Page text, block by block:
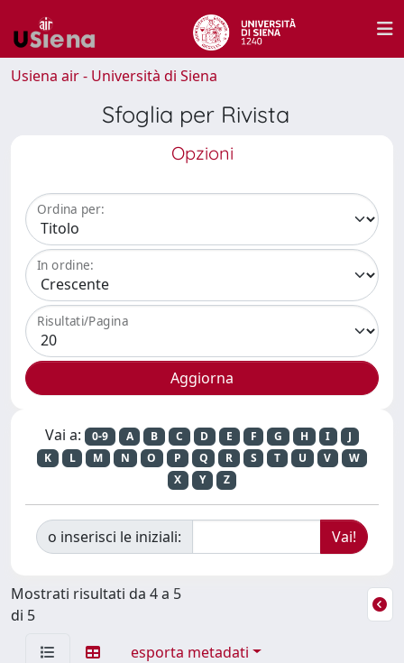
Usiena air - Università di Siena
Sfoglia per Rivista
Opzioni
Ordina per:
In ordine:
Risultati/Pagina
Vai a: 0-9 A B C D E F G H I
J
K
L M N O P Q R S T U V
W
X
Y Z
o inserisci le iniziali:
Mostrati risultati da 4 a 5
di 5
esporta metadati